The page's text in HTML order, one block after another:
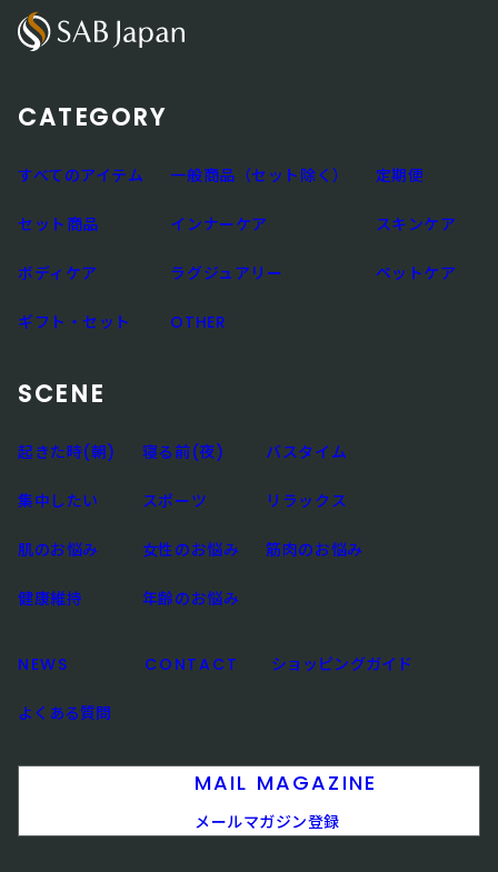
CATEGORY
すべてのアイテム 一般商品（セット除く） 定期便
セット商品 インナーケア スキンケア
ボディケア ラグジュアリー ペットケア
ギフト・セット OTHER
SCENE
起きた時(朝) 寝る前(夜) バスタイム
集中したい スポーツ リラックス
肌のお悩み 女性のお悩み 筋肉のお悩み
健康維持 年齢のお悩み
NEWS CONTACT ショッピングガイド
よくある質問
MAIL MAGAZINE
メールマガジン登録